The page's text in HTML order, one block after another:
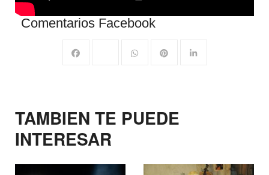
Comentarios Facebook
TAMBIEN TE PUEDE
INTERESAR